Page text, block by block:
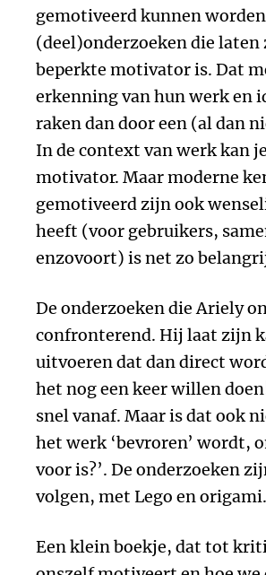
gemotiveerd kunnen
(deel)onderzoeken die laten
beperkte motivator is. Dat
erkenning van hun werk en
raken dan door een (al dan
In de context van werk kan
motivator. Maar moderne
gemotiveerd zijn ook
heeft (voor gebruikers,
enzovoort) is net zo
De onderzoeken die Ariely
confronterend. Hij laat zijn
uitvoeren dat dan direct
het nog een keer willen
snel vanaf. Maar is dat ook
het werk ‘bevroren’ wordt,
voor is?’. De onderzoeken
volgen, met Lego en origami.
Een klein boekje, dat tot